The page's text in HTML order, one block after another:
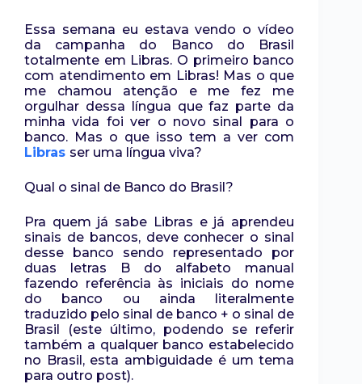
Essa semana eu estava vendo o vídeo
da campanha do Banco do Brasil
totalmente em Libras. O primeiro banco
com atendimento em Libras! Mas o que
me chamou atenção e me fez me
orgulhar dessa língua que faz parte da
minha vida foi ver o novo sinal para o
banco. Mas o que isso tem a ver com
Libras ser uma língua viva?
Qual o sinal de Banco do Brasil?
Pra quem já sabe Libras e já aprendeu
sinais de bancos, deve conhecer o sinal
desse banco sendo representado por
duas letras B do alfabeto manual
fazendo referência às iniciais do nome
do banco ou ainda literalmente
traduzido pelo sinal de banco + o sinal de
Brasil (este último, podendo se referir
também a qualquer banco estabelecido
no Brasil, esta ambiguidade é um tema
para outro post).